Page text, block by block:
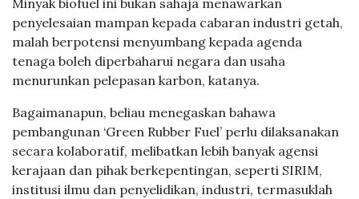
Minyak biofuel ini bukan sahaja menawarkan
penyelesaian mampan kepada cabaran industri getah,
malah berpotensi menyumbang kepada agenda
tenaga boleh diperbaharui negara dan usaha
menurunkan pelepasan karbon, katanya.
Bagaimanapun, beliau menegaskan bahawa
pembangunan ‘Green Rubber Fuel’ perlu dilaksanakan
secara kolaboratif, melibatkan lebih banyak agensi
kerajaan dan pihak berkepentingan, seperti SIRIM,
institusi ilmu dan penyelidikan, industri, termasuklah